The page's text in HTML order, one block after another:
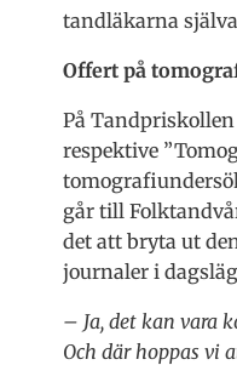
tandläkarna
Offert på
På
respektive
går till
det att bryta ut
journaler i
– Ja, det kan vara
Och där hoppas vi